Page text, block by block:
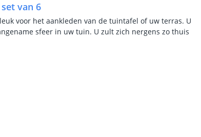
van 6
voor het aankleden van de tuintafel of uw terras. U
sfeer in uw tuin. U zult zich nergens zo thuis